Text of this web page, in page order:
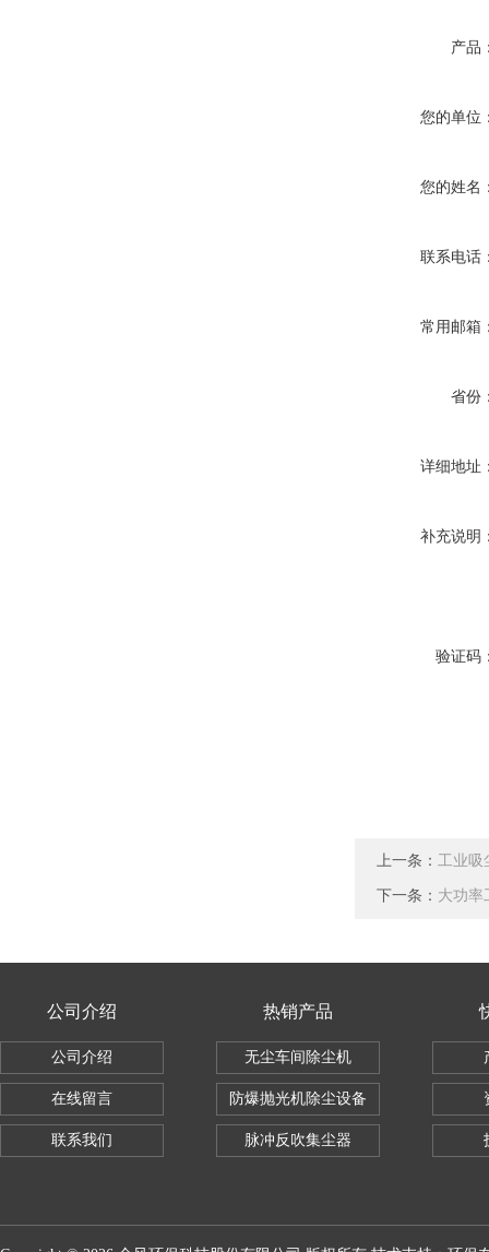
产品
您的单位
您的姓名
联系电话
常用邮箱
省份
详细地址
补充说明
验证码
上一条： 工业
下一条： 大功率
公司介绍
公司介绍
在线留言
联系我们
热销产品
无尘车间除尘机
防爆抛光机除尘设备
脉冲反吹集尘器